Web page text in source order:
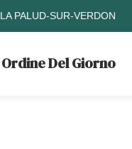
LA PALUD-SUR-VERDON
Ordine Del Giorno